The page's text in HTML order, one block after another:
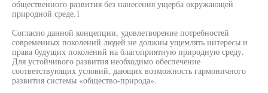
общественного развития без нанесения ущерба окружающей
природной среде.1
Согласно данной концепции, удовлетворение потребностей
современных поколений людей не должны ущемлять интересы и
права будущих поколений на благоприятную природную среду.
Для устойчивого развития необходимо обеспечение
соответствующих условий, дающих возможность гармоничного
развития системы «общество-природа».